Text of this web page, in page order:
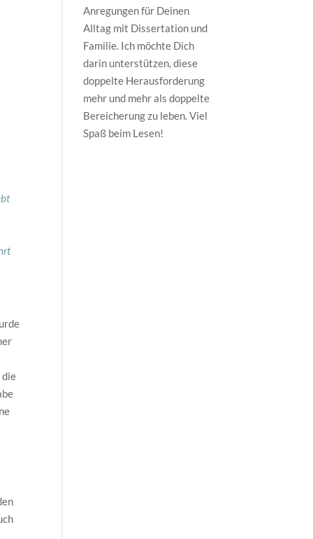
die
Anregungen für Deinen
Alltag mit Dissertation und
Familie. Ich möchte Dich
darin unterstützen, diese
doppelte Herausforderung
mehr und mehr als doppelte
Bereicherung zu leben. Viel
Spaß beim Lesen!